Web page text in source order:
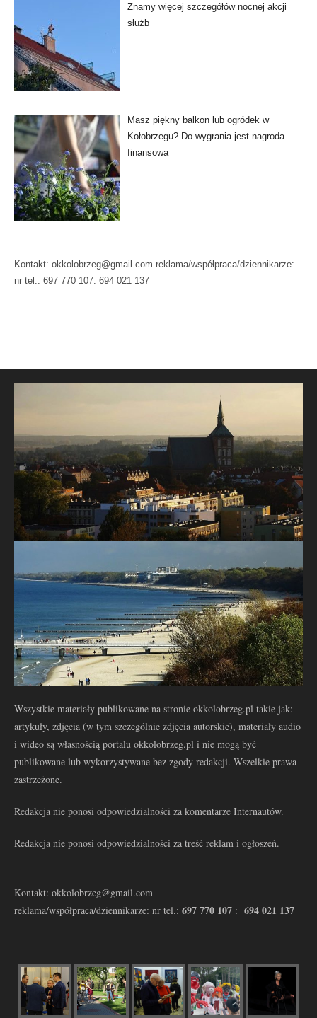
Znamy więcej szczegółów nocnej akcji
służb
Masz piękny balkon lub ogródek w
Kołobrzegu? Do wygrania jest nagroda
finansowa
Kontakt: okkolobrzeg@gmail.com reklama/współpraca/dziennikarze:
nr tel.: 697 770 107: 694 021 137
Wszystkie materiały publikowane na stronie okkolobrzeg.pl takie jak:
artykuły, zdjęcia (w tym szczególnie zdjęcia autorskie), materiały audio
i wideo są własnością portalu okkolobrzeg.pl i nie mogą być
publikowane lub wykorzystywane bez zgody redakcji. Wszelkie prawa
zastrzeżone.
Redakcja nie ponosi odpowiedzialności za komentarze Internautów.
Redakcja nie ponosi odpowiedzialności za treść reklam i ogłoszeń.
Kontakt: okkolobrzeg@gmail.com
reklama/współpraca/dziennikarze: nr tel.: 697 770 107 : 694 021 137